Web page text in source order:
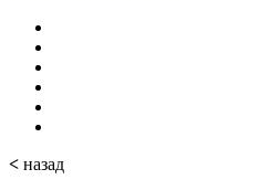
< назад